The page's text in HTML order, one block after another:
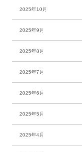
2025年10月
2025年9月
2025年8月
2025年7月
2025年6月
2025年5月
2025年4月